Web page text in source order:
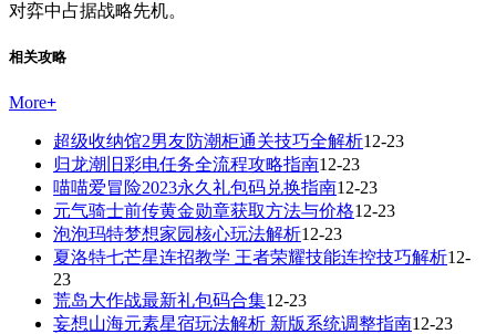
对弈中占据战略先机。
相关攻略
More+
超级收纳馆2男友防潮柜通关技巧全解析12-23
归龙潮旧彩电任务全流程攻略指南12-23
喵喵爱冒险2023永久礼包码兑换指南12-23
元气骑士前传黄金勋章获取方法与价格12-23
泡泡玛特梦想家园核心玩法解析12-23
夏洛特七芒星连招教学 王者荣耀技能连控技巧解析12-
23
荒岛大作战最新礼包码合集12-23
妄想山海元素星宿玩法解析 新版系统调整指南12-23